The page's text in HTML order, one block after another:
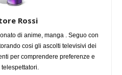
Rossi
di anime, manga . Seguo con
cosi gli ascolti televisivi dei
per comprendere preferenze e